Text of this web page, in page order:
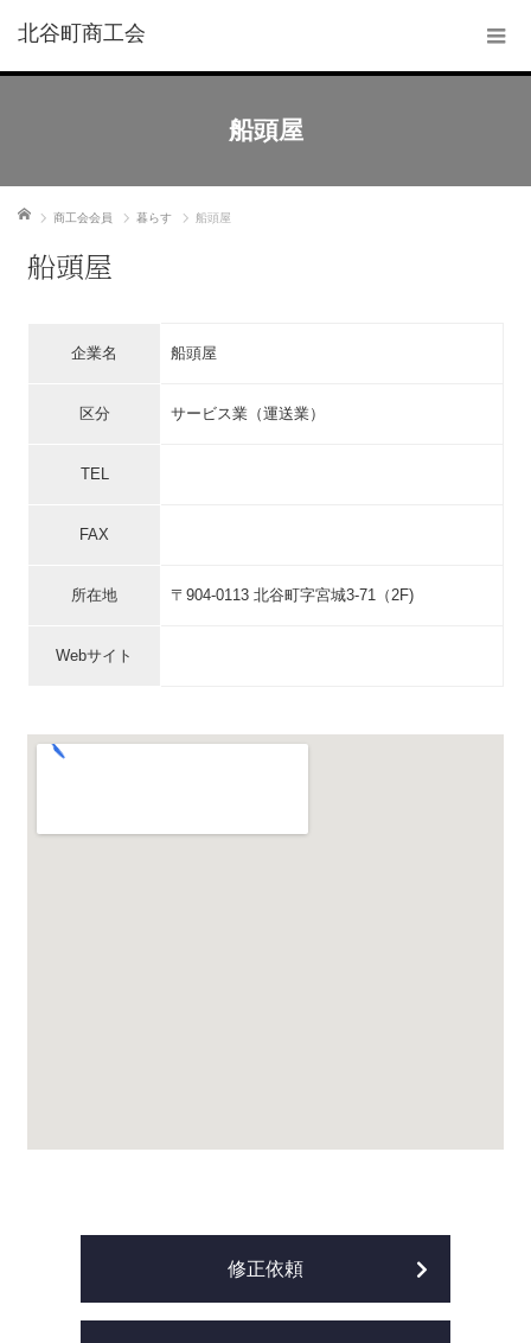
北谷町商工会
船頭屋
ホーム 商工会会員 暮らす 船頭屋
船頭屋
企業名 船頭屋
区分 サービス業（運送業）
TEL
FAX
所在地 〒904-0113 北谷町字宮城3-71（2F)
Webサイト
修正依頼